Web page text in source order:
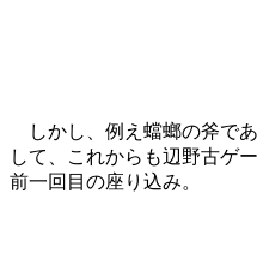
しかし、例え蟷螂の斧で
して、これからも辺野古ゲ
前一回目の座り込み。